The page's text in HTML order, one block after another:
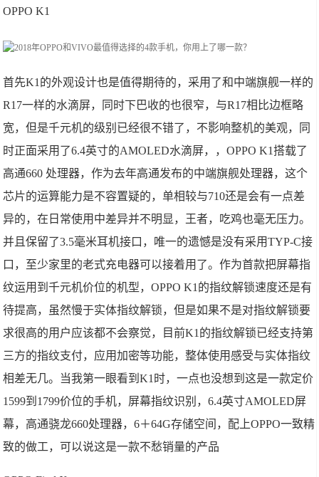
OPPO K1
首先K1的外观设计也是值得期待的，采用了和中端旗舰一样的
R17一样的水滴屏，同时下巴收的也很窄，与R17相比边框略
宽，但是千元机的级别已经很不错了，不影响整机的美观，同
时正面采用了6.4英寸的AMOLED水滴屏，，OPPO K1搭载了
高通660 处理器，作为去年高通发布的中端旗舰处理器，这个
芯片的运算能力是不容置疑的，单相较与710还是会有一点差
异的，在日常使用中差异并不明显，王者，吃鸡也毫无压力。
并且保留了3.5毫米耳机接口，唯一的遗憾是没有采用TYP-C接
口，至少家里的老式充电器可以接着用了。作为首款把屏幕指
纹运用到千元机价位的机型，OPPO K1的指纹解锁速度还是有
待提高，虽然慢于实体指纹解锁，但是如果不是对指纹解锁要
求很高的用户应该都不会察觉，目前K1的指纹解锁已经支持第
三方的指纹支付，应用加密等功能，整体使用感受与实体指纹
相差无几。当我第一眼看到K1时，一点也没想到这是一款定价
1599到1799价位的手机，屏幕指纹识别，6.4英寸AMOLED屏
幕，高通骁龙660处理器，6＋64G存储空间，配上OPPO一致精
致的做工，可以说这是一款不愁销量的产品